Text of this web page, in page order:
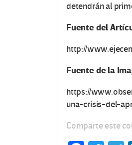
detendrán al
Fuente del
http://
Fuente de la
https://
una-crisis-del-
Comparte este